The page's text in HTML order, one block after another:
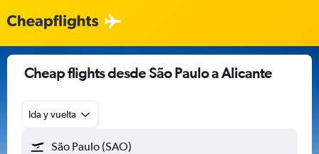
Cheap flights desde São Paulo a Alicante
Ida y vuelta
São Paulo (SAO)